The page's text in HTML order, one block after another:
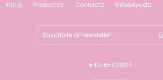
Inicio Productos Contacto Info&Ayuda
543765021824